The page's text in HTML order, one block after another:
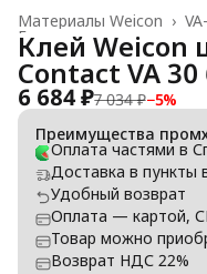
Материалы Weicon ›
Главная
Клей Weicon
Contact VA 30
6 684 ₽7 034 ₽−5%
Преимущества
Оплата частями в
Доставка в пункты
Удобный возврат
Оплата — картой,
Товар можно
Возврат НДС 22%